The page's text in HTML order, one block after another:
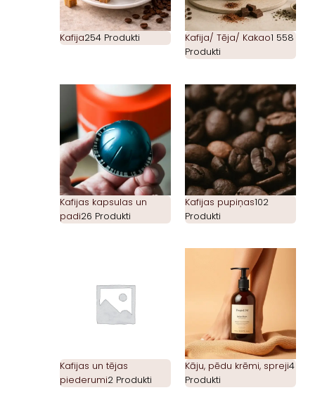
Kafija254 Produkti Kafija/ Tēja/ Kakao1 558
Produkti
Kafijas kapsulas un
padi26 Produkti
Kafijas pupiņas102
Produkti
Kafijas un tējas
piederumi2 Produkti
Kāju, pēdu krēmi, spreji4
Produkti